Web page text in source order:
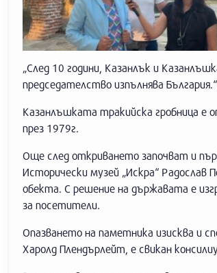
„След 10 години, Казанлък и
председателство изпълнява
Казанлъшката тракийска гробница е
през 1979г.
Още след откриването започват и
Исторически музей „Искра“ Радослав
обекта. С решение на държавата е
за посетители.
Опазването на паметника изисква и
Харолд Плендърлейт, е свикан